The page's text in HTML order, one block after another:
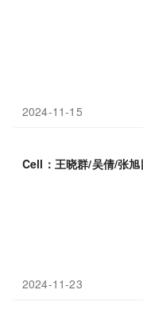
2024-11-15
Cell：王晓群/吴倩/张
2024-11-23